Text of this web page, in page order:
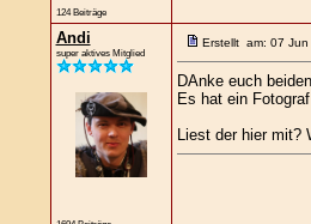
124 Beiträge
Andi
super aktives Mitglied
Erstellt am: 07
DAnke euch
Es hat ein
Liest der hier mit?